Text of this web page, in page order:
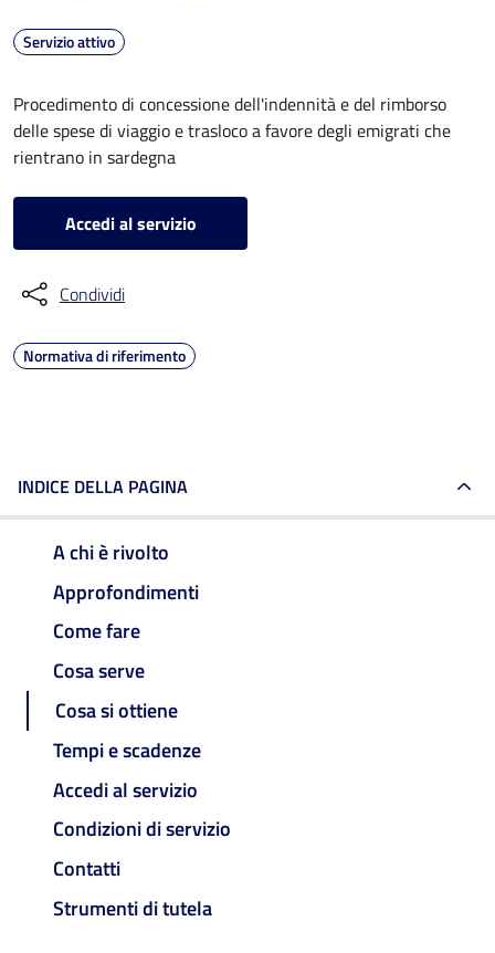
Servizio attivo
Procedimento di concessione dell'indennità e del rimborso
delle spese di viaggio e trasloco a favore degli emigrati che
rientrano in sardegna
Accedi al servizio
Condividi
Normativa di riferimento
INDICE DELLA PAGINA
A chi è rivolto
Approfondimenti
Come fare
Cosa serve
Cosa si ottiene
Tempi e scadenze
Accedi al servizio
Condizioni di servizio
Contatti
Strumenti di tutela